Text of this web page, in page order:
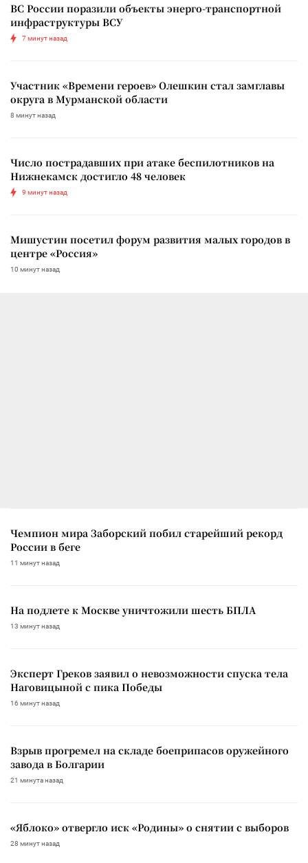
ВС России поразили объекты энерго-транспортной
инфраструктуры ВСУ
7 минут назад
Участник «Времени героев» Олешкин стал замглавы
округа в Мурманской области
8 минут назад
Число пострадавших при атаке беспилотников на
Нижнекамск достигло 48 человек
9 минут назад
Мишустин посетил форум развития малых городов в
центре «Россия»
10 минут назад
Чемпион мира Заборский побил старейший рекорд
России в беге
11 минут назад
На подлете к Москве уничтожили шесть БПЛА
13 минут назад
Эксперт Греков заявил о невозможности спуска тела
Наговицыной с пика Победы
16 минут назад
Взрыв прогремел на складе боеприпасов оружейного
завода в Болгарии
21 минута назад
«Яблоко» отвергло иск «Родины» о снятии с выборов
28 минут назад